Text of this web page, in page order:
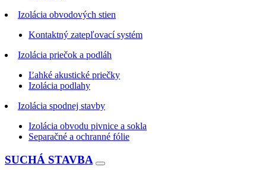
Izolácia obvodových stien
Kontaktný zatepľovací systém
Izolácia priečok a podláh
Ľahké akustické priečky
Izolácia podlahy
Izolácia spodnej stavby
Izolácia obvodu pivnice a sokla
Separačné a ochranné fólie
SUCHÁ STAVBA